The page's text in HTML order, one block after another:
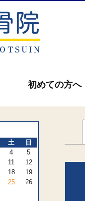
初めての方へ
土
日
4
5
11
12
18
19
25
26